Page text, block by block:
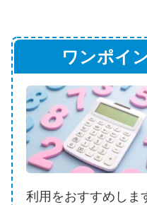
ワンポイ
利用をおすすめしま